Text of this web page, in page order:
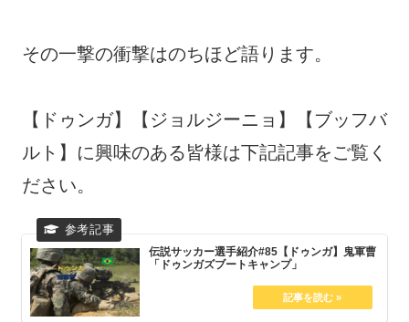
その一撃の衝撃はのちほど語ります。
【ドゥンガ】【ジョルジーニョ】【ブッフバ
ルト】に興味のある皆様は下記記事をご覧く
ださい。
伝説サッカー選手紹介#85【ドゥンガ】鬼軍曹
「ドゥンガズブートキャンプ」